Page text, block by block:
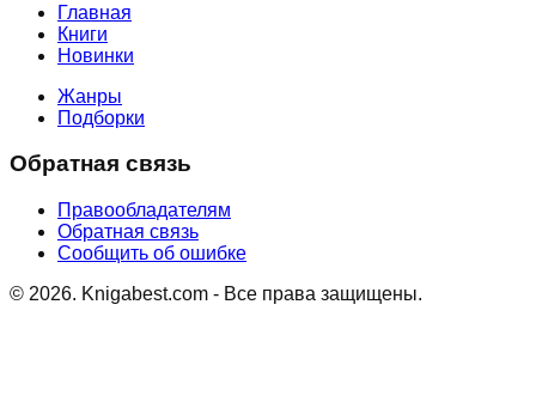
Главная
Книги
Новинки
Жанры
Подборки
Обратная связь
Правообладателям
Обратная связь
Сообщить об ошибке
© 2026. Knigabest.com - Все права защищены.